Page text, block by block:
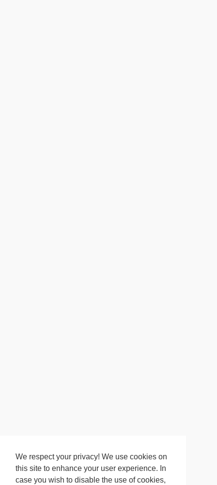
We respect your privacy! We use cookies on
this site to enhance your user experience. In
case you wish to disable the use of cookies,